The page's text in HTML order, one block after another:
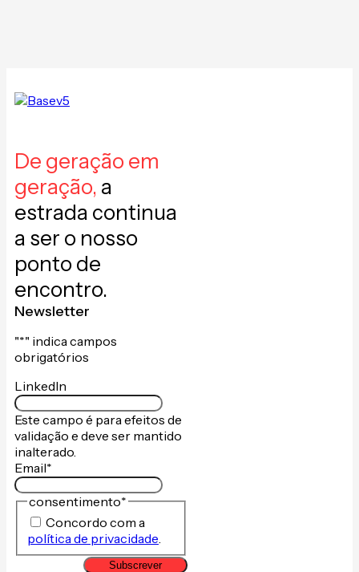
De geração em
geração, a
estrada continua
a ser o nosso
ponto de
encontro.
Newsletter
"*" indica campos
obrigatórios
LinkedIn
Este campo é para efeitos de
validação e deve ser mantido
inalterado.
Email*
consentimento*
Concordo com a
política de privacidade
Subscrever